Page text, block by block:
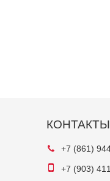
КОНТАКТЫ
+7 (861)
+7 (903)